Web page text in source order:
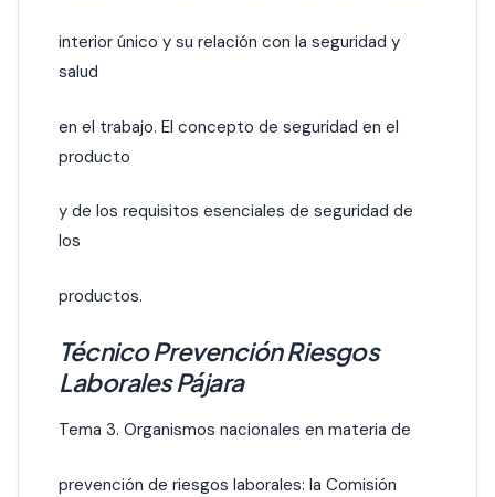
interior único y su relación con la seguridad y
salud
en el trabajo. El concepto de seguridad en el
producto
y de los requisitos esenciales de seguridad de
los
productos.
Técnico Prevención Riesgos
Laborales Pájara
Tema 3. Organismos nacionales en materia de
prevención de riesgos laborales: la Comisión